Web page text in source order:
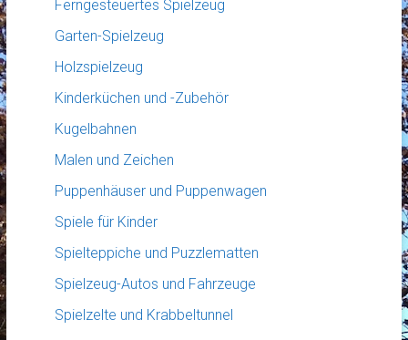
Ferngesteuertes Spielzeug
Garten-Spielzeug
Holzspielzeug
Kinderküchen und -Zubehör
Kugelbahnen
Malen und Zeichen
Puppenhäuser und Puppenwagen
Spiele für Kinder
Spielteppiche und Puzzlematten
Spielzeug-Autos und Fahrzeuge
Spielzelte und Krabbeltunnel